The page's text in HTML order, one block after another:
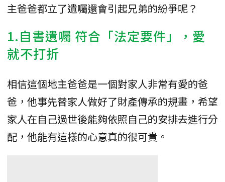
主爸爸都立了遺囑還會引起兄弟的紛爭呢？
1.自書遺囑 符合「法定要件」，愛
就不打折
相信這個地主爸爸是一個對家人非常有愛的爸
爸，他事先替家人做好了財產傳承的規畫，希望
家人在自己過世後能夠依照自己的安排去進行分
配，他能有這樣的心意真的很可貴。